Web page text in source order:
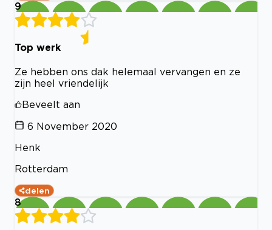
9
Top werk
Ze hebben ons dak helemaal vervangen en ze
zijn heel vriendelijk
Beveelt aan
6 November 2020
Henk
Rotterdam
delen
8